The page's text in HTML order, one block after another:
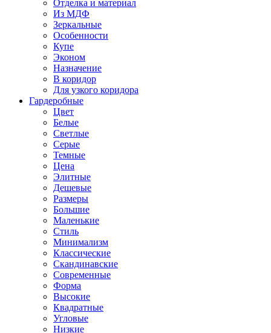
Отделка и материал
Из МДФ
Зеркальные
Особенности
Купе
Эконом
Назначение
В коридор
Для узкого коридора
Гардеробные
Цвет
Белые
Светлые
Серые
Темные
Цена
Элитные
Дешевые
Размеры
Большие
Маленькие
Стиль
Минимализм
Классические
Скандинавские
Современные
Форма
Высокие
Квадратные
Угловые
Низкие